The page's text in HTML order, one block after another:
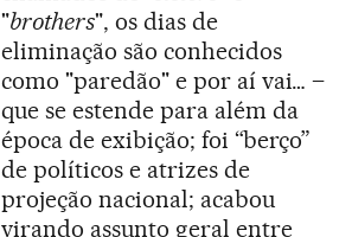
"brothers", os dias de
eliminação são conhecidos
como "paredão" e por aí vai… –
que se estende para além da
época de exibição; foi “berço”
de políticos e atrizes de
projeção nacional; acabou
virando assunto geral entre